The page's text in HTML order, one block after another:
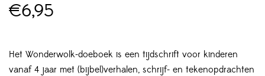
€6,95
Het Wonderwolk-doeboek is een tijdschrift voor kinderen
vanaf 4 jaar met (bijbel)verhalen, schrijf- en tekenopdrachten